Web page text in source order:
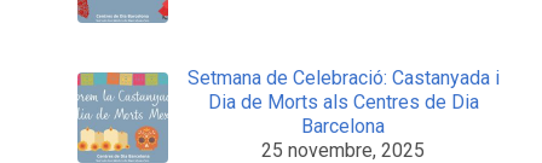
Setmana de Celebració: Castanyada i
Dia de Morts als Centres de Dia
Barcelona
25 novembre, 2025